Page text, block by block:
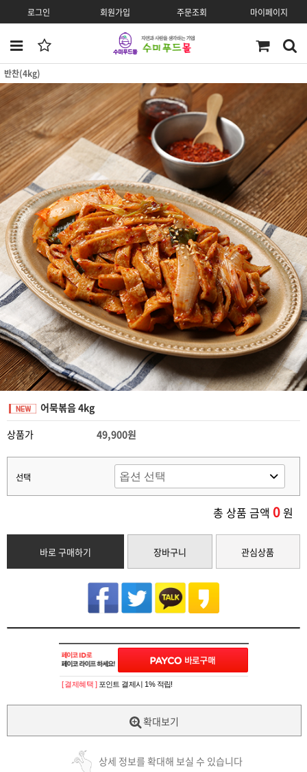
로그인 회원가입 주문조회 마이페이지
반찬(4kg)
어묵볶음 4kg
상품가
49,900원
선택
총 상품 금액 0원
바로 구매하기 장바구니 관심상품
[ 결제혜택 ] 포인트 결제시 1% 적립!
확대보기
상세 정보를 확대해 보실 수 있습니다